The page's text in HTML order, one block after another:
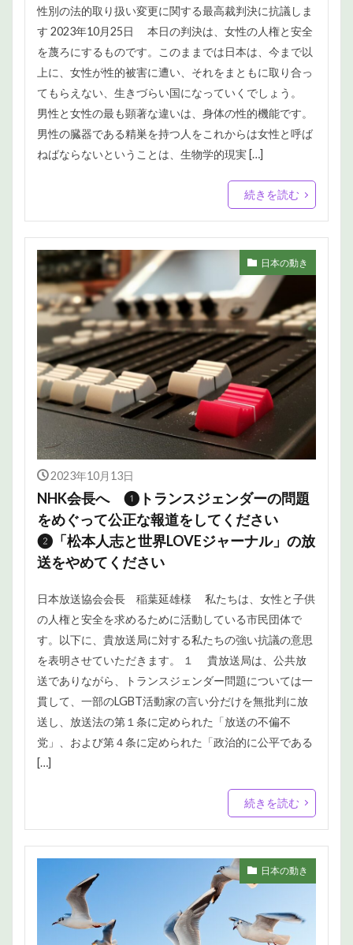
性別の法的取り扱い変更に関する最高裁判決に抗議しま
す 2023年10月25日 本日の判決は、女性の人権と安全
を蔑ろにするものです。このままでは日本は、今まで以
上に、女性が性的被害に遭い、それをまともに取り合っ
てもらえない、生きづらい国になっていくでしょう。
男性と女性の最も顕著な違いは、身体の性的機能です。
男性の臓器である精巣を持つ人をこれからは女性と呼ば
ねばならないということは、生物学的現実 […]
続きを読む
日本の動き
2023年10月13日
NHK会長へ ❶トランスジェンダーの問題
をめぐって公正な報道をしてください
❷「松本人志と世界LOVEジャーナル」の放
送をやめてください
日本放送協会会長 稲葉延雄様 私たちは、女性と子供
の人権と安全を求めるために活動している市民団体で
す。以下に、貴放送局に対する私たちの強い抗議の意思
を表明させていただきます。 １ 貴放送局は、公共放
送でありながら、トランスジェンダー問題については一
貫して、一部のLGBT活動家の言い分だけを無批判に放
送し、放送法の第１条に定められた「放送の不偏不
党」、および第４条に定められた「政治的に公平である
[…]
続きを読む
日本の動き